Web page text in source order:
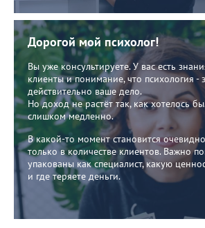
Дорогой мой психолог!
Вы уже консультируете. У вас есть
клиенты и понимание, что психология -
действительно ваше дело.
Но доход не растёт так, как хотелось
слишком медленно.
В какой-то момент становится
только в количестве клиентов. Важно
упакованы как специалист, какую
и где теряете деньги.